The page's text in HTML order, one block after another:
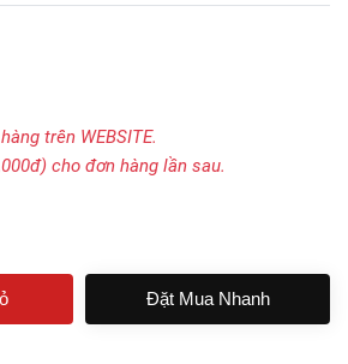
trên WEBSITE.
cho đơn hàng lần sau.
Đặt Mua Nhanh